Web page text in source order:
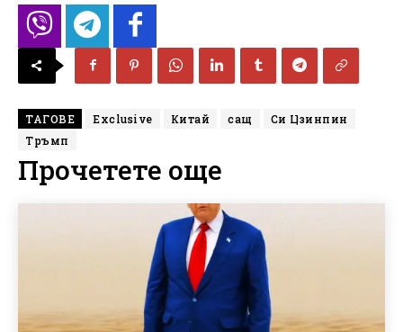
ТАГОВЕ Exclusive Китай сащ
Си Цзинпин
Тръмп
Прочетете още